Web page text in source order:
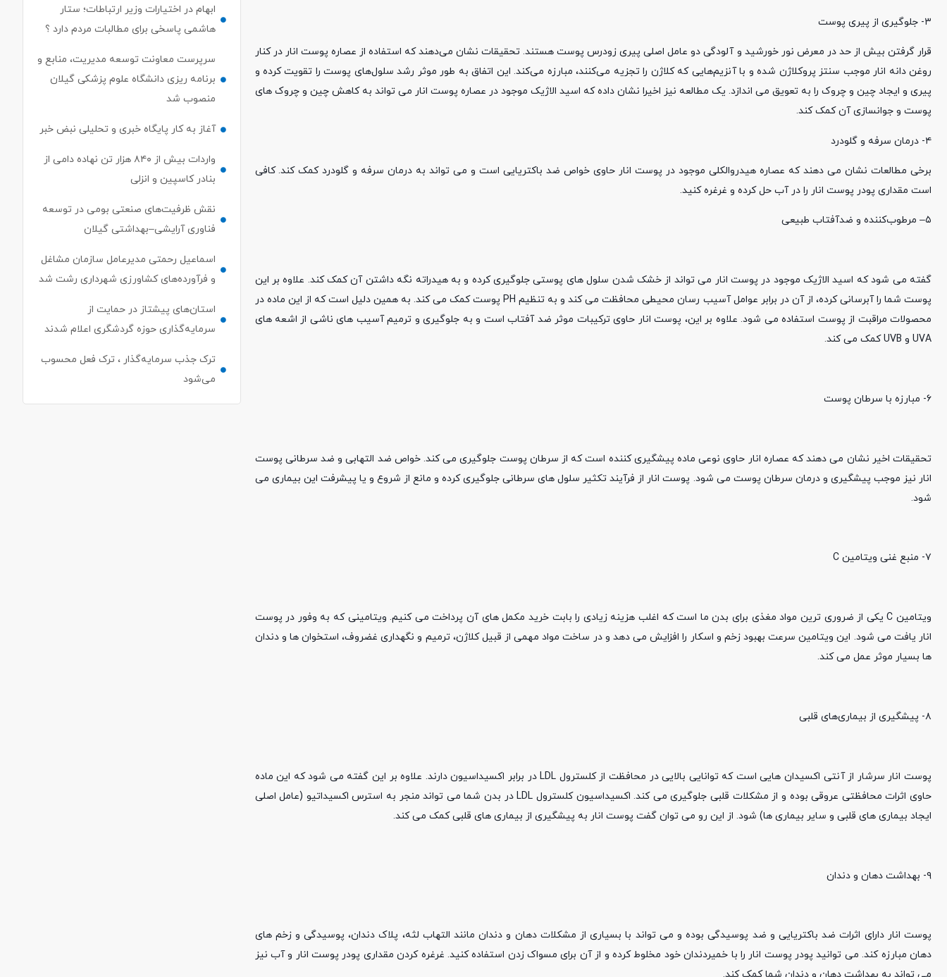
۳- جلوگیری از پیری پوست
قرار گرفتن بیش از حد در معرض نور خورشید و آلودگی دو عامل اصلی پیری زودرس پوست هستند. تحقیقات نشان می‌دهند که استفاده از عصاره پوست انار در کنار
روغن دانه انار موجب سنتز پروکلاژن شده و با آنزیم‌هایی که کلاژن را تجزیه می‌کنند، مبارزه می‌کند. این اتفاق به طور موثر رشد سلول‌های پوست را تقویت کرده و
پیری و ایجاد چین و چروک را به تعویق می اندازد. یک مطالعه نیز اخیرا نشان داده که اسید الاژیک موجود در عصاره پوست انار می تواند به کاهش چین و چروک های
پوست و جوانسازی آن کمک کند.
۴- درمان سرفه و گلودرد
برخی مطالعات نشان می دهند که عصاره هیدروالکلی موجود در پوست انار حاوی خواص ضد باکتریایی است و می تواند به درمان سرفه و گلودرد کمک کند. کافی
است مقداری پودر پوست انار را در آب حل کرده و غرغره کنید.
۵– مرطوب‌کننده و ضدآفتاب طبیعی
گفته می شود که اسید الاژیک موجود در پوست انار می تواند از خشک شدن سلول های پوستی جلوگیری کرده و به هیدراته نگه داشتن آن کمک کند. علاوه بر این
پوست شما را آبرسانی کرده، از آن در برابر عوامل آسیب رسان محیطی محافظت می کند و به تنظیم PH پوست کمک می کند. به همین دلیل است که از این ماده در
محصولات مراقبت از پوست استفاده می شود. علاوه بر این، پوست انار حاوی ترکیبات موثر ضد آفتاب است و به جلوگیری و ترمیم آسیب های ناشی از اشعه های
UVA و UVB کمک می کند.
۶- مبارزه با سرطان پوست
تحقیقات اخیر نشان می دهند که عصاره انار حاوی نوعی ماده پیشگیری کننده است که از سرطان پوست جلوگیری می کند. خواص ضد التهابی و ضد سرطانی پوست
انار نیز موجب پیشگیری و درمان سرطان پوست می شود. پوست انار از فرآیند تکثیر سلول های سرطانی جلوگیری کرده و مانع از شروع و یا پیشرفت این بیماری می
شود.
۷- منبع غنی ویتامین C
ویتامین C یکی از ضروری ترین مواد مغذی برای بدن ما است که اغلب هزینه زیادی را بابت خرید مکمل های آن پرداخت می کنیم. ویتامینی که به وفور در پوست
انار یافت می شود. این ویتامین سرعت بهبود زخم و اسکار را افزایش می دهد و در ساخت مواد مهمی از قبیل کلاژن، ترمیم و نگهداری غضروف، استخوان ها و دندان
ها بسیار موثر عمل می کند.
۸- پیشگیری از بیماری‌های قلبی
پوست انار سرشار از آنتی اکسیدان هایی است که توانایی بالایی در محافظت از کلسترول LDL در برابر اکسیداسیون دارند. علاوه بر این گفته می شود که این ماده
حاوی اثرات محافظتی عروقی بوده و از مشکلات قلبی جلوگیری می کند. اکسیداسیون کلسترول LDL در بدن شما می تواند منجر به استرس اکسیداتیو (عامل اصلی
ایجاد بیماری های قلبی و سایر بیماری ها) شود. از این رو می توان گفت پوست انار به پیشگیری از بیماری های قلبی کمک می کند.
۹- بهداشت دهان و دندان
پوست انار دارای اثرات ضد باکتریایی و ضد پوسیدگی بوده و می تواند با بسیاری از مشکلات دهان و دندان مانند التهاب لثه، پلاک دندان، پوسیدگی و زخم های
دهان مبارزه کند. می توانید پودر پوست انار را با خمیردندان خود مخلوط کرده و از آن برای مسواک زدن استفاده کنید. غرغره کردن مقداری پودر پوست انار و آب نیز
ابهام در اختیارات وزیر ارتباطات؛ ستار
هاشمی پاسخی برای مطالبات مردم دارد ؟
سرپرست معاونت توسعه مدیریت، منابع و
برنامه ریزی دانشگاه علوم پزشکی گیلان
منصوب شد
آغاز به کار پایگاه خبری و تحلیلی نبض خبر
واردات بیش از ۸۴۰ هزار تن نهاده دامی از
بنادر كاسپین و انزلی
نقش ظرفیت‌های صنعتی بومی در توسعه
فناوری آرایشی–بهداشتی گیلان
اسماعیل رحمتی مدیرعامل سازمان مشاغل
و فرآورده‌های کشاورزی شهرداری رشت شد
استان‌های پیشتاز در حمایت از
سرمایه‌گذاری حوزه گردشگری اعلام شدند
ترک جذب سرمایه‌گذار ، ترک فعل محسوب
می‌شود